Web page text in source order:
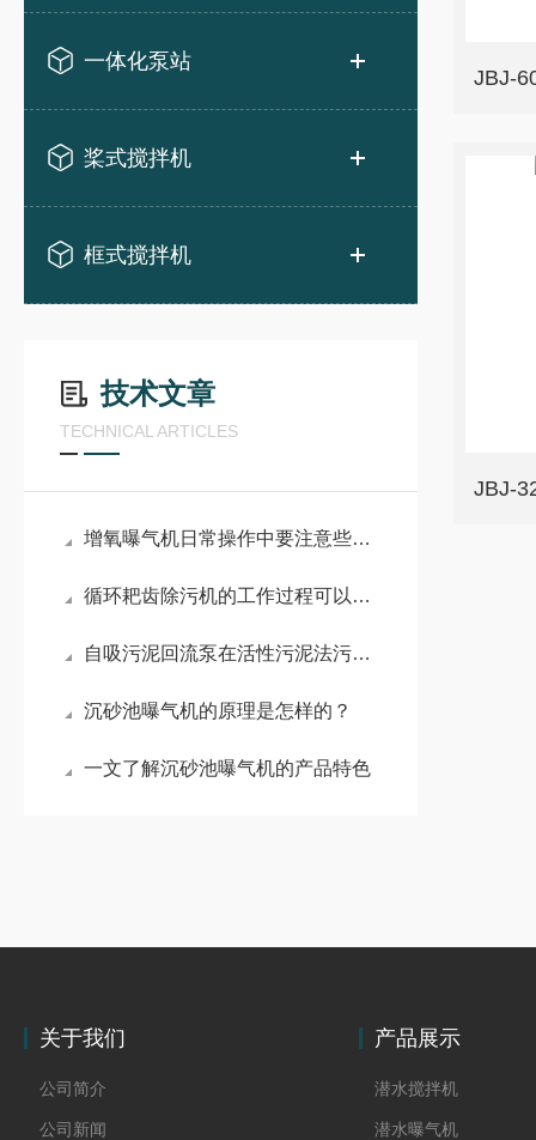
一体化泵站
桨式搅拌机
框式搅拌机
技术文章
TECHNICAL ARTICLES
增氧曝气机日常操作中要注意些什么事项？
循环耙齿除污机的工作过程可以概括为：拦截、提升和卸料
自吸污泥回流泵在活性污泥法污水处理工艺中的作用
沉砂池曝气机的原理是怎样的？
一文了解沉砂池曝气机的产品特色
JBJ-
JBJ-
关于我们
公司简介
公司新闻
产品展示
潜水搅拌机
潜水曝气机